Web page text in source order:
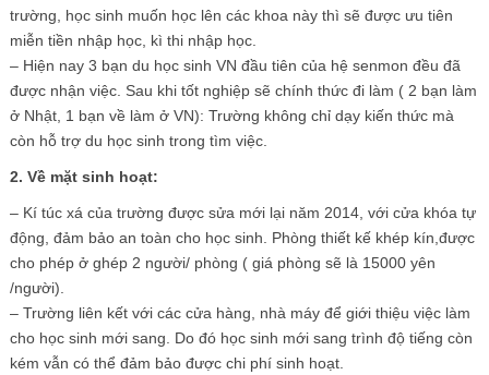
trường, học sinh muốn học lên các khoa này thì sẽ được ưu tiên
miễn tiền nhập học, kì thi nhập học.
– Hiện nay 3 bạn du học sinh VN đầu tiên của hệ senmon đều đã
được nhận việc. Sau khi tốt nghiệp sẽ chính thức đi làm ( 2 bạn làm
ở Nhật, 1 bạn về làm ở VN): Trường không chỉ dạy kiến thức mà
còn hỗ trợ du học sinh trong tìm việc.
2. Về mặt sinh hoạt:
– Kí túc xá của trường được sửa mới lại năm 2014, với cửa khóa tự
động, đảm bảo an toàn cho học sinh. Phòng thiết kế khép kín,được
cho phép ở ghép 2 người/ phòng ( giá phòng sẽ là 15000 yên
/người).
– Trường liên kết với các cửa hàng, nhà máy để giới thiệu việc làm
cho học sinh mới sang. Do đó học sinh mới sang trình độ tiếng còn
kém vẫn có thể đảm bảo được chi phí sinh hoạt.